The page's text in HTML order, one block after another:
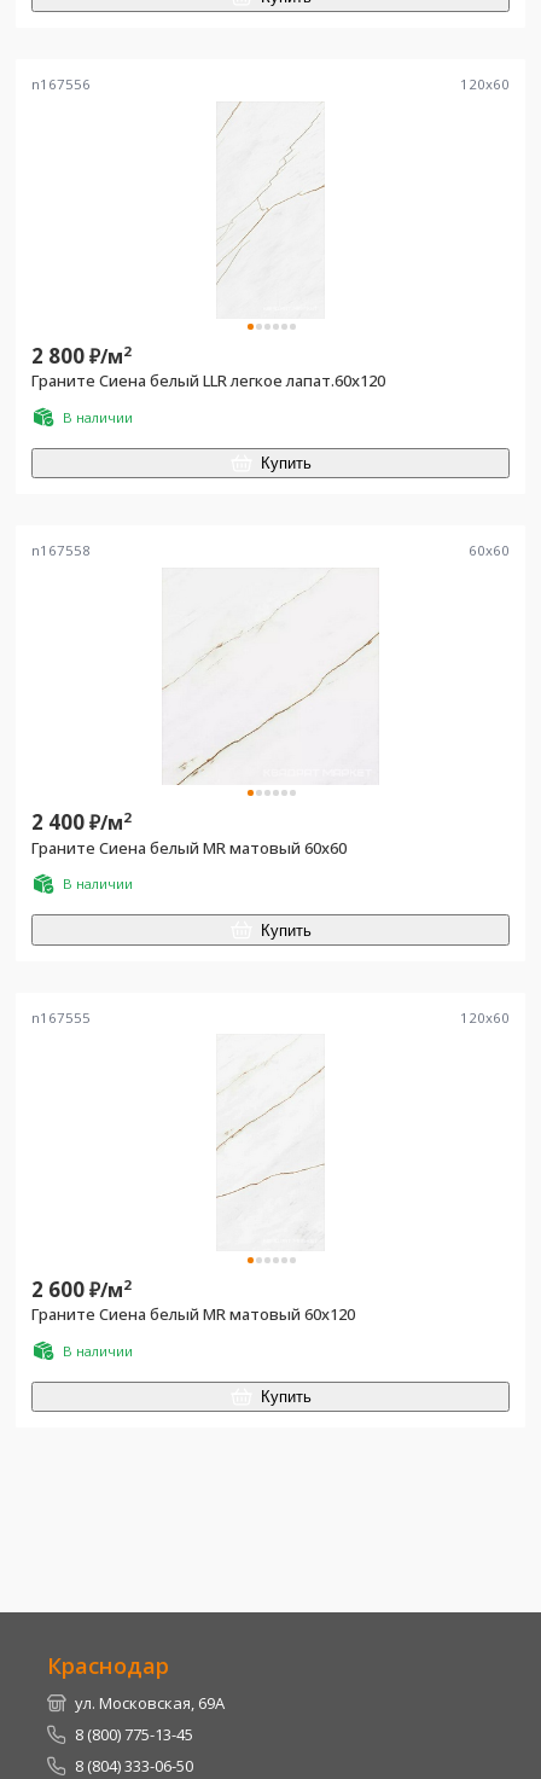
n167556 120x60
2 800₽/м2
Граните Сиена белый LLR легкое лапат.60x120
В наличии
Купить
n167558 60x60
2 400₽/м2
Граните Сиена белый MR матовый 60x60
В наличии
Купить
n167555 120x60
2 600₽/м2
Граните Сиена белый MR матовый 60x120
В наличии
Купить
Краснодар
ул. Московская, 69А
8 (800) 775-13-45
8 (804) 333-06-50